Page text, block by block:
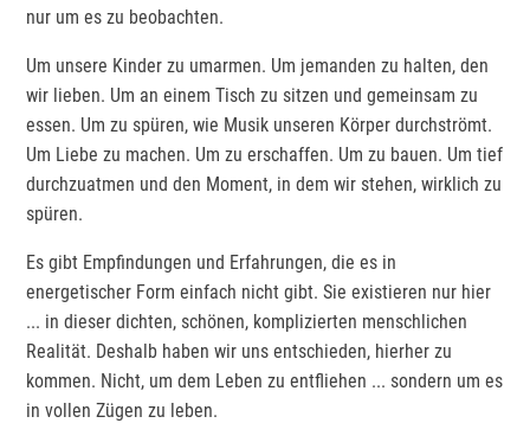
nur um es zu beobachten.
Um unsere Kinder zu umarmen. Um jemanden zu halten, den
wir lieben. Um an einem Tisch zu sitzen und gemeinsam zu
essen. Um zu spüren, wie Musik unseren Körper durchströmt.
Um Liebe zu machen. Um zu erschaffen. Um zu bauen. Um tief
durchzuatmen und den Moment, in dem wir stehen, wirklich zu
spüren.
Es gibt Empfindungen und Erfahrungen, die es in
energetischer Form einfach nicht gibt. Sie existieren nur hier
... in dieser dichten, schönen, komplizierten menschlichen
Realität. Deshalb haben wir uns entschieden, hierher zu
kommen. Nicht, um dem Leben zu entfliehen ... sondern um es
in vollen Zügen zu leben.